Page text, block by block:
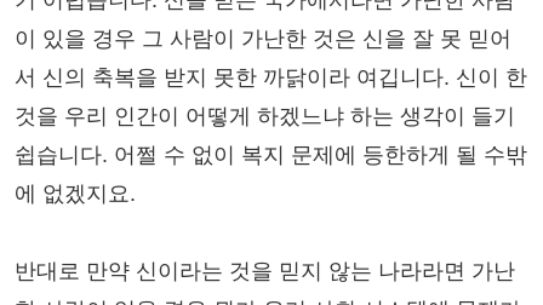
이 있을 경우 그 사람이 가난한 것은 신을 잘 못 믿어
서 신의 축복을 받지 못한 까닭이라 여깁니다. 신이 한
것을 우리 인간이 어떻게 하겠느냐 하는 생각이 들기
쉽습니다. 어쩔 수 없이 복지 문제에 등한하게 될 수밖
에 없겠지요.
반대로 만약 신이라는 것을 믿지 않는 나라라면 가난